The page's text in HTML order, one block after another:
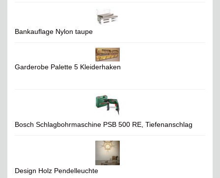
Bankauflage Nylon taupe
Garderobe Palette 5 Kleiderhaken
Bosch Schlagbohrmaschine PSB 500 RE, Tiefenanschlag
Design Holz Pendelleuchte